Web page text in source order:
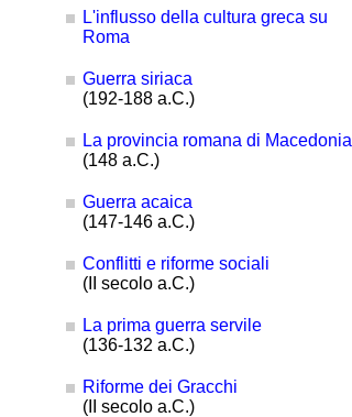
L'influsso della cultura greca su
Roma
Guerra siriaca
(192-188 a.C.)
La provincia romana di Macedonia
(148 a.C.)
Guerra acaica
(147-146 a.C.)
Conflitti e riforme sociali
(II secolo a.C.)
La prima guerra servile
(136-132 a.C.)
Riforme dei Gracchi
(II secolo a.C.)